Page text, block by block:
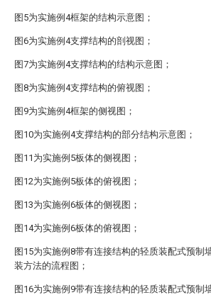
图5为实施例4框架的结构示意图；
图6为实施例4支撑结构的剖视图；
图7为实施例4支撑结构的结构示意图；
图8为实施例4支撑结构的俯视图；
图9为实施例4框架的侧视图；
图10为实施例4支撑结构的部分结构示意图；
图11为实施例5板体的侧视图；
图12为实施例5板体的俯视图；
图13为实施例6板体的侧视图；
图14为实施例6板体的俯视图；
图15为实施例8带有连接结构的轻质装配式预制
装方法的流程图；
图16为实施例9带有连接结构的轻质装配式预制